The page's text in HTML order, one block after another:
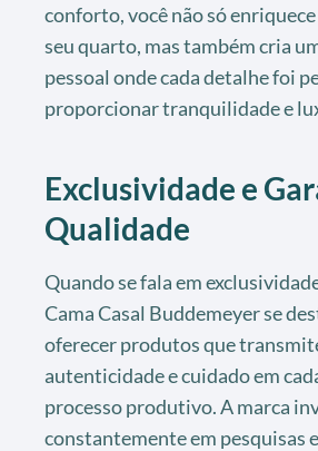
conforto, você não só
seu quarto, mas também cria
pessoal onde cada detalhe foi
proporcionar tranquilidade e
Exclusividade e
Qualidade
Quando se fala em
Cama Casal Buddemeyer se
oferecer produtos que
autenticidade e cuidado em
processo produtivo. A marca
constantemente em pesquisas